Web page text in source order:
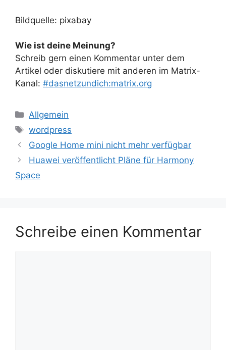
Bildquelle: pixabay
Wie ist deine Meinung?
Schreib gern einen Kommentar unter dem
Artikel oder diskutiere mit anderen im Matrix-
Kanal: #dasnetzundich:matrix.org
Kategorien
Allgemein
Schlagwörter
wordpress
Google Home mini nicht mehr verfügbar
Huawei veröffentlicht Pläne für Harmony
Space
Schreibe einen Kommentar